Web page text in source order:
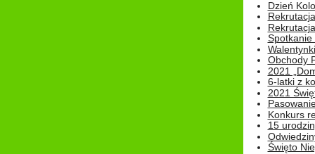
Dzień
Rekrutacja
Spotkanie
Obchody
2021
6-latki z
2021
Konkurs
15
Święto